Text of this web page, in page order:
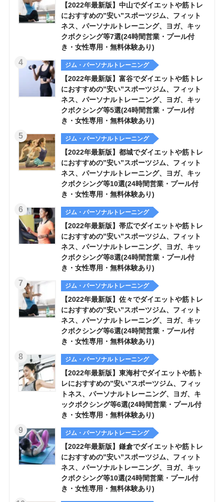
【2022年最新版】中山でダイエットや筋トレ
におすすめの”安い”スポーツジム、フィット
ネス、パーソナルトレーニング、ヨガ、キッ
クボクシング等7選(24時間営業・プール付
き・女性専用・無料体験あり)
ジム・パーソナルトレーニング
【2022年最新版】富谷でダイエットや筋トレ
におすすめの”安い”スポーツジム、フィット
ネス、パーソナルトレーニング、ヨガ、キッ
クボクシング等5選(24時間営業・プール付
き・女性専用・無料体験あり)
ジム・パーソナルトレーニング
【2022年最新版】都城でダイエットや筋トレ
におすすめの”安い”スポーツジム、フィット
ネス、パーソナルトレーニング、ヨガ、キッ
クボクシング等10選(24時間営業・プール付
き・女性専用・無料体験あり)
ジム・パーソナルトレーニング
【2022年最新版】帯広でダイエットや筋トレ
におすすめの”安い”スポーツジム、フィット
ネス、パーソナルトレーニング、ヨガ、キッ
クボクシング等8選(24時間営業・プール付
き・女性専用・無料体験あり)
ジム・パーソナルトレーニング
【2022年最新版】佐々でダイエットや筋トレ
におすすめの”安い”スポーツジム、フィット
ネス、パーソナルトレーニング、ヨガ、キッ
クボクシング等6選(24時間営業・プール付
き・女性専用・無料体験あり)
ジム・パーソナルトレーニング
【2022年最新版】東海村でダイエットや筋ト
レにおすすめの”安い”スポーツジム、フィッ
トネス、パーソナルトレーニング、ヨガ、キ
ックボクシング等6選(24時間営業・プール付
き・女性専用・無料体験あり)
ジム・パーソナルトレーニング
【2022年最新版】鎌倉でダイエットや筋トレ
におすすめの”安い”スポーツジム、フィット
ネス、パーソナルトレーニング、ヨガ、キッ
クボクシング等10選(24時間営業・プール付
き・女性専用・無料体験あり)